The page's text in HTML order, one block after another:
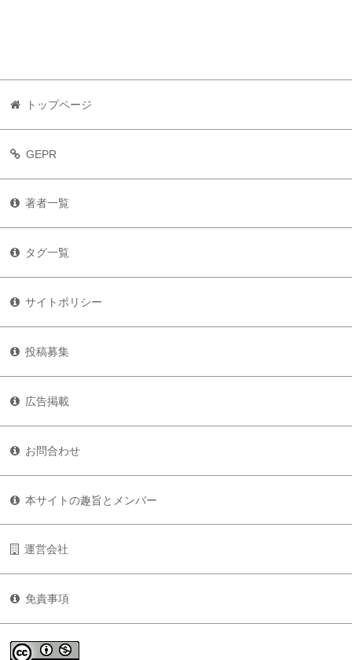
トップページ
GEPR
著者一覧
タグ一覧
サイトポリシー
投稿募集
広告掲載
お問合わせ
本サイトの趣旨とメンバー
運営会社
免責事項